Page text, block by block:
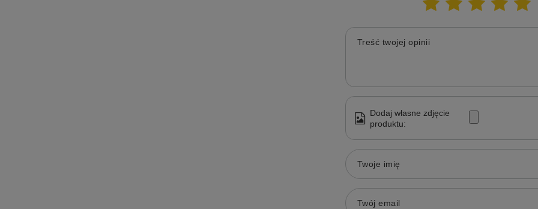
Treść twojej opinii
Dodaj własne zdjęcie
produktu:
Twoje imię
Twój email